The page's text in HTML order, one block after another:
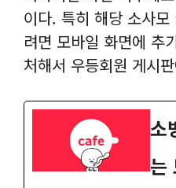
이다. 특히 해당 소사
려면 모바일 화면에 추
처해서 우등회원 게시
소
는